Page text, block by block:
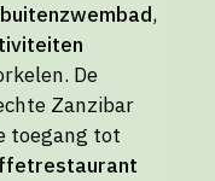
buitenzwembad,
De
Zanzibar
toegang tot